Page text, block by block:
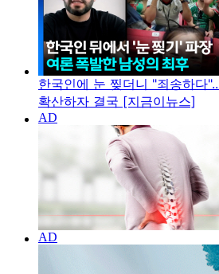
한국인에 눈 찢더니 "죄송하다
확산하자 결국 [지금이뉴스]